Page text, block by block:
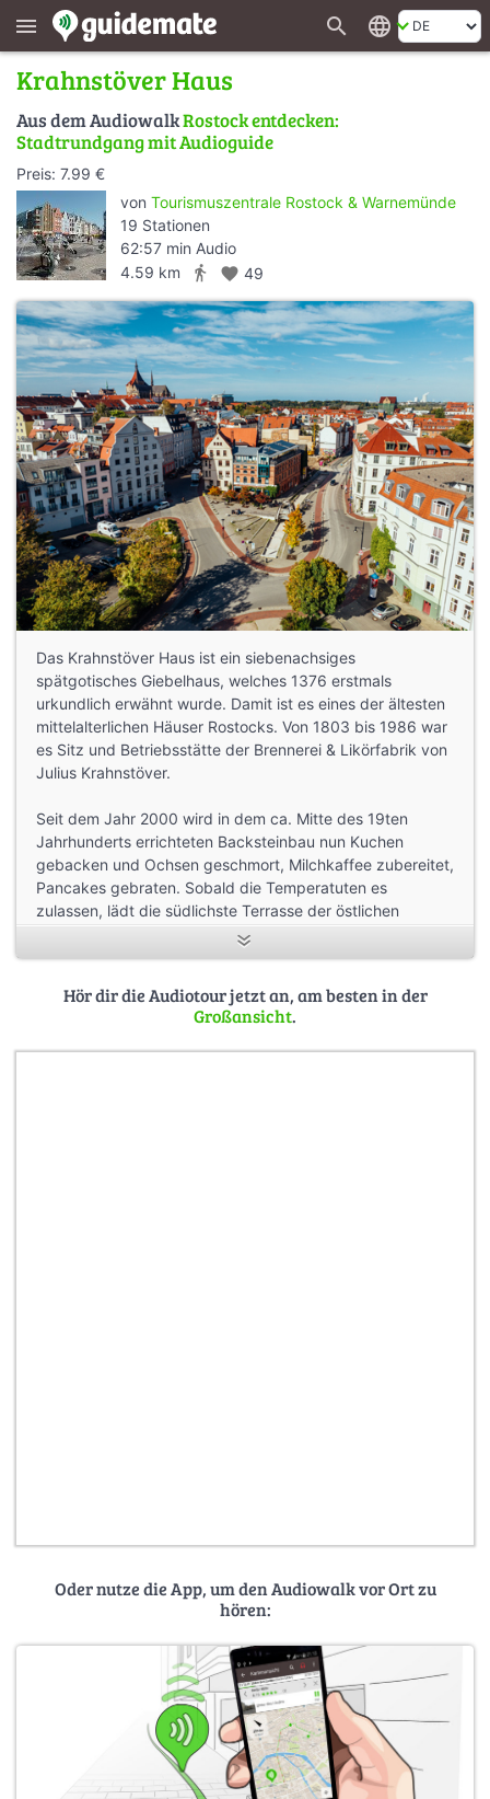
menu search language
Krahnstöver Haus
Aus dem AudiowalkRostock entdecken:
Stadtrundgang mit Audioguide
Preis: 7.99 €
von Tourismuszentrale Rostock & Warnemünde
19 Stationen
62:57 min Audio
4.59 km
directions_walk favorite 49
Das Krahnstöver Haus ist ein siebenachsiges
spätgotisches Giebelhaus, welches 1376 erstmals
urkundlich erwähnt wurde. Damit ist es eines der ältesten
mittelalterlichen Häuser Rostocks. Von 1803 bis 1986 war
es Sitz und Betriebsstätte der Brennerei & Likörfabrik von
Julius Krahnstöver.
Seit dem Jahr 2000 wird in dem ca. Mitte des 19ten
Jahrhunderts errichteten Backsteinbau nun Kuchen
gebacken und Ochsen geschmort, Milchkaffee zubereitet,
Pancakes gebraten. Sobald die Temperatuten es
zulassen, lädt die südlichste Terrasse der östlichen
Altstadt zum Sonnenbaden, Genießen und Plaudern ein.
Das Team der Likörfabrik freut sich auf alle Besucher!
—————
Hör dir die Audiotour jetzt an, am besten in der
Großansicht.
Oder nutze die App, um den Audiowalk vor Ort zu
hören: